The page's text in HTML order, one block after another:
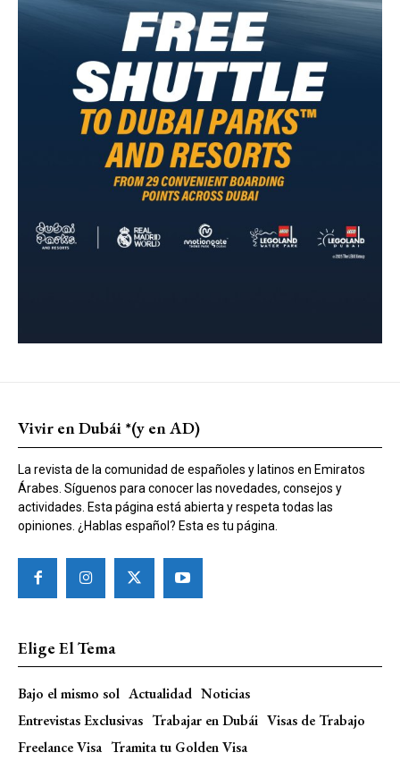
Vivir en Dubái *(y en AD)
La revista de la comunidad de españoles y latinos en Emiratos
Árabes. Síguenos para conocer las novedades, consejos y
actividades. Esta página está abierta y respeta todas las
opiniones. ¿Hablas español? Esta es tu página.
Elige El Tema
Bajo el mismo sol Actualidad Noticias
Entrevistas Exclusivas Trabajar en Dubái Visas de Trabajo
Freelance Visa Tramita tu Golden Visa